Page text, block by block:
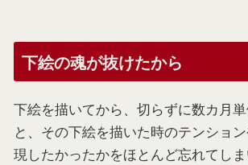
下絵の魂が抜けたから
下絵を描いてから、切らずに数カ月
と、その下絵を描いた時のテンショ
現したかったかをほとんど忘れてしま